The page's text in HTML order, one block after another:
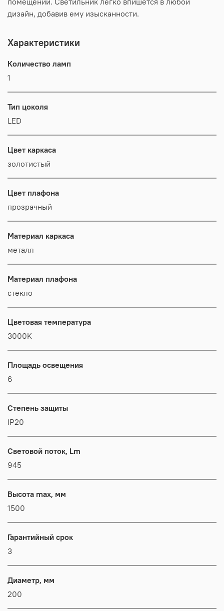
дизайн, добавив ему изысканности.
Характеристики
Количество ламп
1
Тип цоколя
LED
Цвет каркаса
золотистый
Цвет плафона
прозрачный
Материал каркаса
металл
Материал плафона
стекло
Цветовая температура
3000K
Площадь освещения
6
Степень защиты
IP20
Световой поток, Lm
945
Высота max, мм
1500
Гарантийный срок
3
Диаметр, мм
200